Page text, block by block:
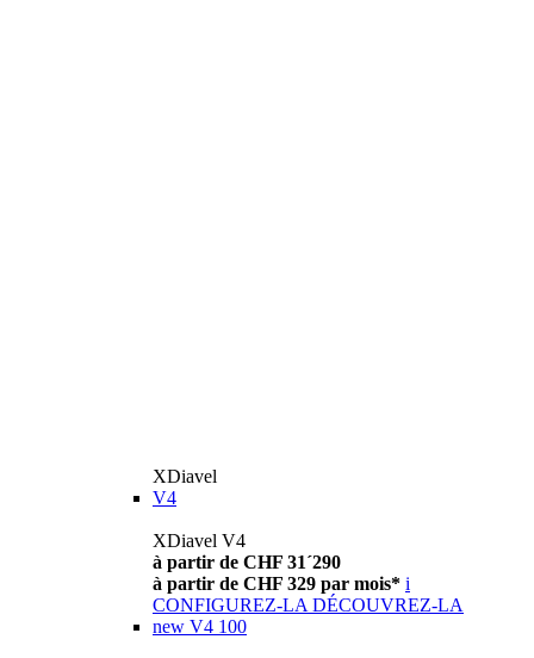
XDiavel
V4
XDiavel V4
à partir de CHF 31´290
à partir de CHF 329 par mois* i
CONFIGUREZ-LA DÉCOUVREZ-LA
new V4 100